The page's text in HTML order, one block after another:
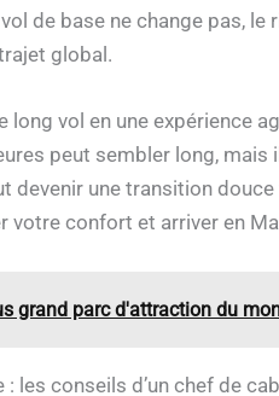
de base ne change pas,
global.
vol en une expérience
peut sembler long,
devenir une transition
confort et arriver en
grand parc d'attraction du
les conseils d’un chef de